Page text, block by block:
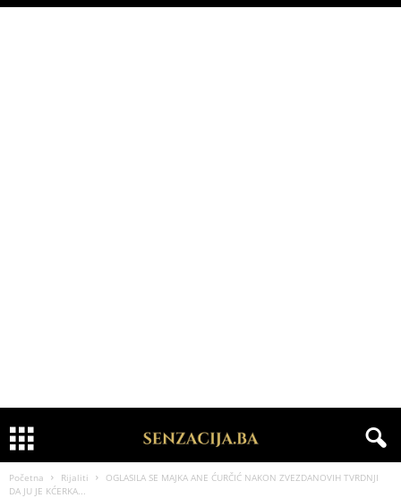
Početna Rijaliti
OGLASILA SE MAJKA ANE ĆURČIĆ NAKON ZVEZDANOVIH TVRDNJI
DA JU JE KĆERKA...